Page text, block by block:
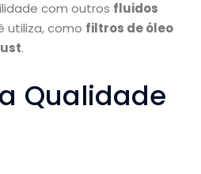
com outros fluidos
utiliza, como filtros de óleo
.
Qualidade